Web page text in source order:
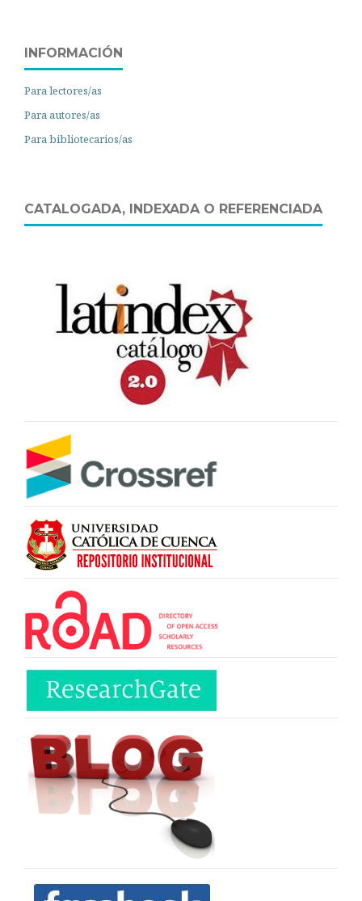
INFORMACIÓN
Para lectores/as
Para autores/as
Para bibliotecarios/as
CATALOGADA, INDEXADA O REFERENCIADA